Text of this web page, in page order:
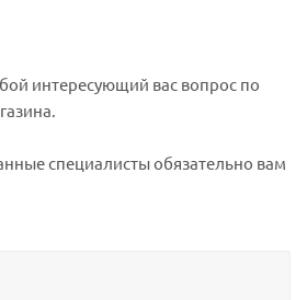
интересующий вас вопрос по
специалисты обязательно вам